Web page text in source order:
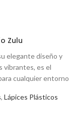
Zulu
, Lápices Plásticos
elegante diseño y
vibrantes, es el
cualquier entorno
ideal para